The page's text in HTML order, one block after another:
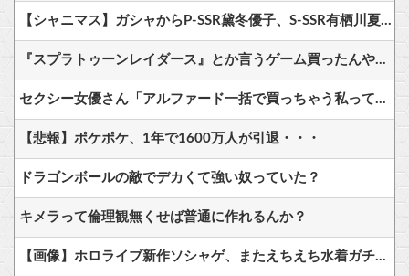
【シャニマス】ガシャからP-SSR黛冬優子、S-SSR有栖川夏葉が登場！イベントS-SR福丸小糸！
『スプラトゥーンレイダース』とか言うゲーム買ったんやけど
セクシー女優さん「アルファード一括で買っちゃう私って素敵！」→ツッコミどころありすぎる写真で話題に
【悲報】ポケポケ、1年で1600万人が引退・・・
ドラゴンボールの敵でデカくて強い奴っていた？
キメラって倫理観無くせば普通に作れるんか？
【画像】ホロライブ新作ソシャゲ、またえちえち水着ガチャｗｗ